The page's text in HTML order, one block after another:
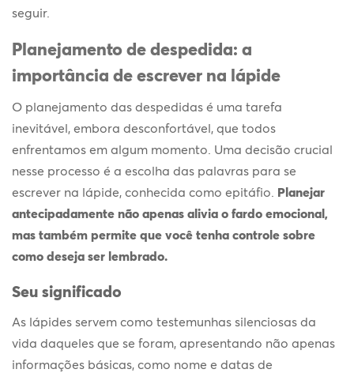
seguir.
Planejamento de despedida: a
importância deescrever na lápide
O planejamento das despedidas é uma tarefa
inevitável, embora desconfortável, que todos
enfrentamos em algum momento. Uma decisão crucial
nesse processo é a escolha das palavras para se
escrever na lápide, conhecida como epitáfio. Planejar
antecipadamente não apenas alivia o fardo emocional,
mas também permite que você tenha controle sobre
como deseja ser lembrado.
Seu significado
As lápides servem como testemunhas silenciosas da
vida daqueles que se foram, apresentando não apenas
informações básicas, como nome e datas de